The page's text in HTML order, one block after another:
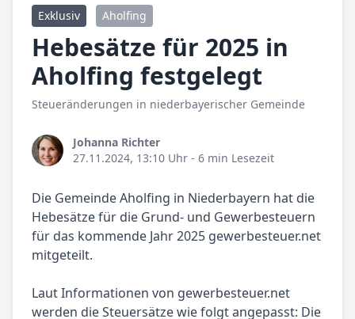
Exklusiv
Aholfing
Hebesätze für 2025 in
Aholfing festgelegt
Steueränderungen in niederbayerischer Gemeinde
Johanna Richter
27.11.2024, 13:10 Uhr - 6 min Lesezeit
Die Gemeinde Aholfing in Niederbayern hat die
Hebesätze für die Grund- und Gewerbesteuern
für das kommende Jahr 2025 gewerbesteuer.net
mitgeteilt.
Laut Informationen von gewerbesteuer.net
werden die Steuersätze wie folgt angepasst: Die